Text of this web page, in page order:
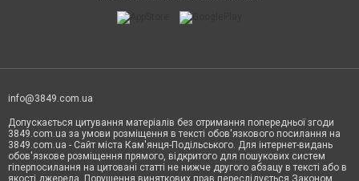
info@3849.com.ua
Допускається цитування матеріалів без отримання попередньої згоди
3849.com.ua за умови розміщення в тексті обов'язкового посилання на
3849.com.ua - Сайт міста Кам'янця-Подільського. Для інтернет-видань
обов'язкове розміщення прямого, відкритого для пошукових систем
гіперпосилання на цитовані статті не нижче другого абзацу в тексті або в
якості джерела. Порушення виняткових прав переслідується Законом.